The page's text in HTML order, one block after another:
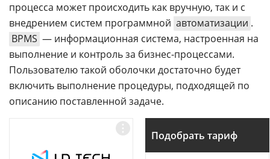
процесса может происходить как вручную, так и с
внедрением систем программной автоматизации .
BPMS — информационная система, настроенная на
выполнение и контроль за бизнес-процессами.
Пользователю такой оболочки достаточно будет
включить выполнение процедуры, подходящей по
описанию поставленной задаче.
Подобрать тариф